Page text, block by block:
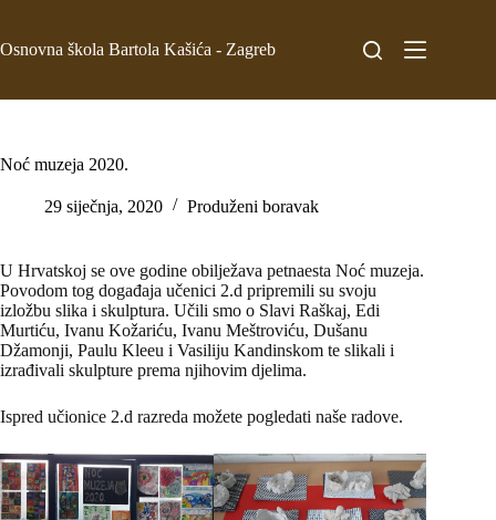
Osnovna škola Bartola Kašića - Zagreb
Noć muzeja 2020.
29 siječnja, 2020 Produženi boravak
U Hrvatskoj se ove godine obilježava petnaesta Noć muzeja.
Povodom tog događaja učenici 2.d pripremili su svoju
izložbu slika i skulptura. Učili smo o Slavi Raškaj, Edi
Murtiću, Ivanu Kožariću, Ivanu Meštroviću, Dušanu
Džamonji, Paulu Kleeu i Vasiliju Kandinskom te slikali i
izrađivali skulpture prema njihovim djelima.
Ispred učionice 2.d razreda možete pogledati naše radove.